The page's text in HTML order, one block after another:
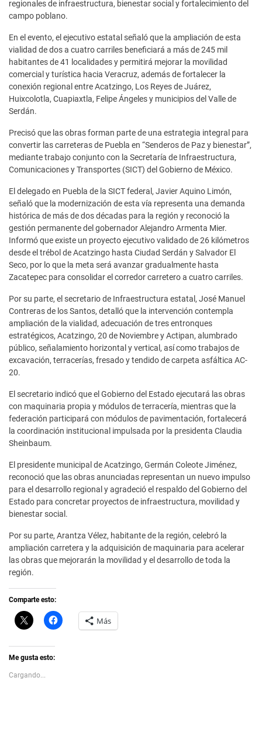
regionales de infraestructura, bienestar social y fortalecimiento del
campo poblano.
En el evento, el ejecutivo estatal señaló que la ampliación de esta
vialidad de dos a cuatro carriles beneficiará a más de 245 mil
habitantes de 41 localidades y permitirá mejorar la movilidad
comercial y turística hacia Veracruz, además de fortalecer la
conexión regional entre Acatzingo, Los Reyes de Juárez,
Huixcolotla, Cuapiaxtla, Felipe Ángeles y municipios del Valle de
Serdán.
Precisó que las obras forman parte de una estrategia integral para
convertir las carreteras de Puebla en “Senderos de Paz y bienestar”,
mediante trabajo conjunto con la Secretaría de Infraestructura,
Comunicaciones y Transportes (SICT) del Gobierno de México.
El delegado en Puebla de la SICT federal, Javier Aquino Limón,
señaló que la modernización de esta vía representa una demanda
histórica de más de dos décadas para la región y reconoció la
gestión permanente del gobernador Alejandro Armenta Mier.
Informó que existe un proyecto ejecutivo validado de 26 kilómetros
desde el trébol de Acatzingo hasta Ciudad Serdán y Salvador El
Seco, por lo que la meta será avanzar gradualmente hasta
Zacatepec para consolidar el corredor carretero a cuatro carriles.
Por su parte, el secretario de Infraestructura estatal, José Manuel
Contreras de los Santos, detalló que la intervención contempla
ampliación de la vialidad, adecuación de tres entronques
estratégicos, Acatzingo, 20 de Noviembre y Actipan, alumbrado
público, señalamiento horizontal y vertical, así como trabajos de
excavación, terracerías, fresado y tendido de carpeta asfáltica AC-
20.
El secretario indicó que el Gobierno del Estado ejecutará las obras
con maquinaria propia y módulos de terracería, mientras que la
federación participará con módulos de pavimentación, fortalecerá
la coordinación institucional impulsada por la presidenta Claudia
Sheinbaum.
El presidente municipal de Acatzingo, Germán Coleote Jiménez,
reconoció que las obras anunciadas representan un nuevo impulso
para el desarrollo regional y agradeció el respaldo del Gobierno del
Estado para concretar proyectos de infraestructura, movilidad y
bienestar social.
Por su parte, Arantza Vélez, habitante de la región, celebró la
ampliación carretera y la adquisición de maquinaria para acelerar
las obras que mejorarán la movilidad y el desarrollo de toda la
región.
Comparte esto:
C
l
k
t
s
h
H
a Más
Me gusta esto:
Cargando...